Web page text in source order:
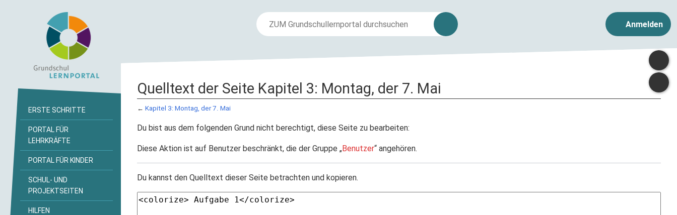
Anmelden
Quelltext der Seite Kapitel 3: Montag, der 7. Mai
← Kapitel 3: Montag, der 7. Mai
Du bist aus dem folgenden Grund nicht berechtigt, diese Seite zu bearbeiten:
Diese Aktion ist auf Benutzer beschränkt, die der Gruppe „Benutzer“ angehören.
Du kannst den Quelltext dieser Seite betrachten und kopieren.
ERSTE SCHRITTE
PORTAL FÜR
LEHRKRÄFTE
PORTAL FÜR KINDER
SCHUL- UND
PROJEKTSEITEN
HILFEN